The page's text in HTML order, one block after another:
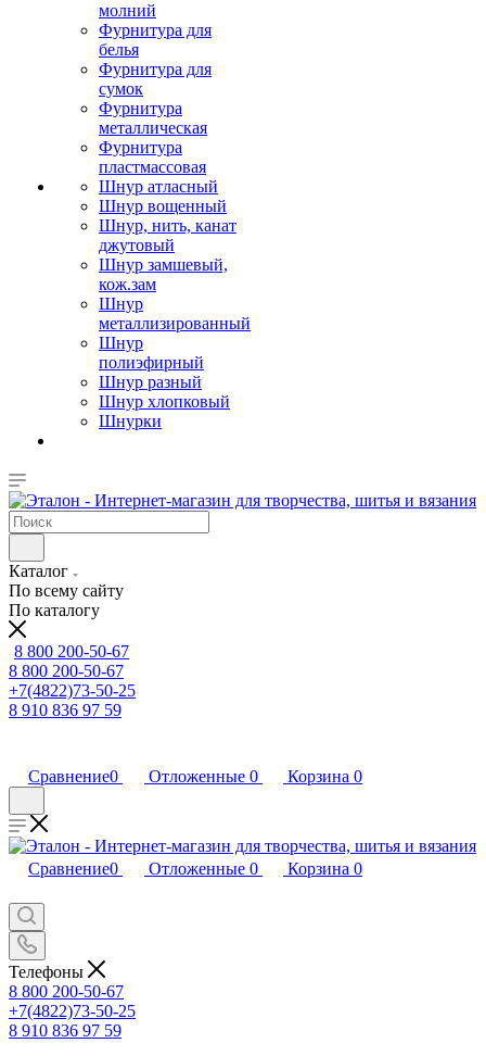
молний
Фурнитура для
белья
Фурнитура для
сумок
Фурнитура
металлическая
Фурнитура
пластмассовая
Шнур атласный
Шнур вощенный
Шнур, нить, канат
джутовый
Шнур замшевый,
кож.зам
Шнур
металлизированный
Шнур
полиэфирный
Шнур разный
Шнур хлопковый
Шнурки
Каталог
По всему сайту
По каталогу
8 800 200-50-67
8 800 200-50-67
+7(4822)73-50-25
8 910 836 97 59
Сравнение0 Отложенные 0 Корзина 0
Сравнение0 Отложенные 0 Корзина 0
Телефоны
8 800 200-50-67
+7(4822)73-50-25
8 910 836 97 59